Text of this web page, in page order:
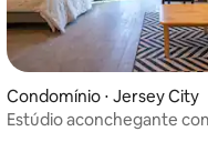
Condomínio ⋅ Jersey City
Estúdio aconchegante